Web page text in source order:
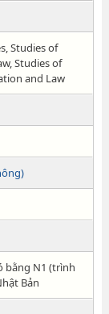
Studies of
Studies of
and Law
bằng N1 (trình
Bản